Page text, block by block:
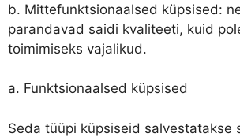
b. Mittefunktsionaalsed küpsised:
parandavad saidi kvaliteeti, kuid
toimimiseks vajalikud.
a. Funktsionaalsed küpsised
Seda tüüpi küpsiseid salvestatakse